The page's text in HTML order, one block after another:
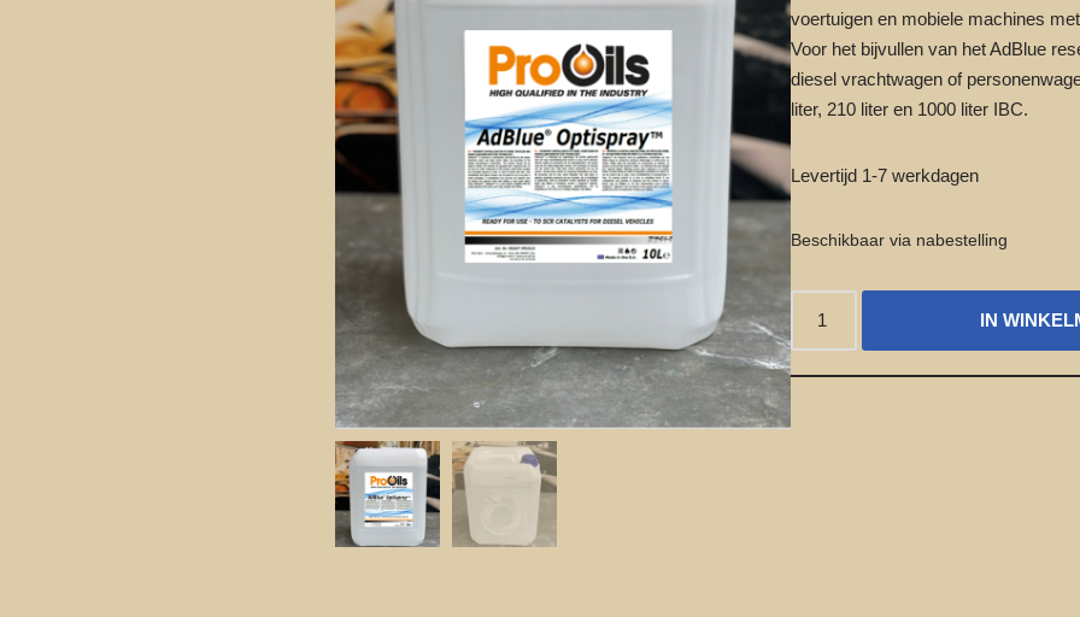
voertuigen en mobiele machines
Voor het bijvullen van het AdBlue
diesel vrachtwagen of
liter, 210 liter en 1000 liter IBC.
Levertijd 1-7 werkdagen
Beschikbaar via nabestelling
IN